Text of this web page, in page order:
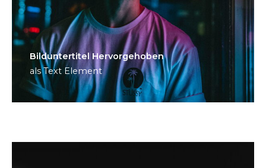
Bild­unter­titel Hervorgehoben
als Text Element